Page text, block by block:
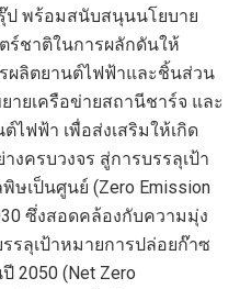
ป พร้อมสนับสนุนนโยบาย
ร์ชาติในการผลักดันให้
ผลิตยานต์ไฟฟ้าและชิ้นส่วน
ยเครือข่ายสถานีชาร์จ และ
ไฟฟ้า เพื่อส่งเสริมให้เกิด
งครบวงจร สู่การบรรลุเป้า
เป็นศูนย์ (Zero Emission
ซึ่งสอดคล้องกับความมุ่ง
รลุเป้าหมายการปล่อยก๊าซ
2050 (Net Zero